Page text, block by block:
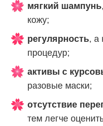
мягкий шампунь
кожу;
регулярность, а
процедур;
активы с
разовые маски;
отсутствие
тем легче